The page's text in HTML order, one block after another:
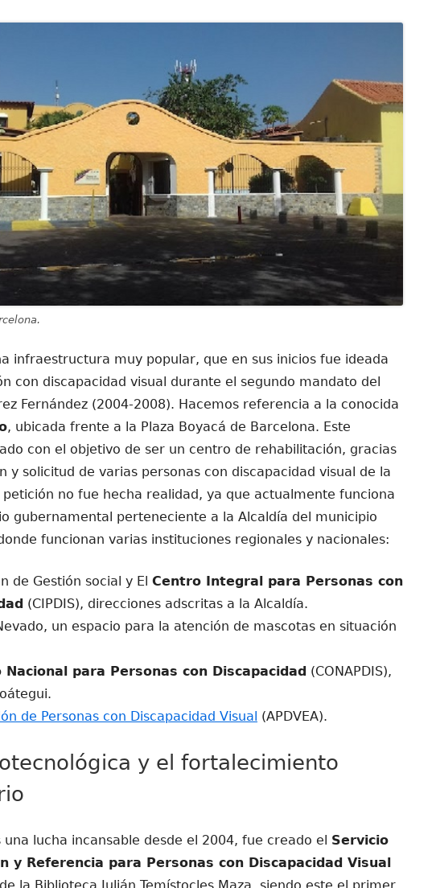
infraestructura muy popular, que en sus inicios fue ideada
con discapacidad visual durante el segundo mandato del
Fernández (2004-2008). Hacemos referencia a la conocida
, ubicada frente a la Plaza Boyacá de Barcelona. Este
con el objetivo de ser un centro de rehabilitación, gracias
y solicitud de varias personas con discapacidad visual de la
petición no fue hecha realidad, ya que actualmente funciona
gubernamental perteneciente a la Alcaldía del municipio
funcionan varias instituciones regionales y nacionales:
de Gestión social y El Centro Integral para Personas con
(CIPDIS), direcciones adscritas a la Alcaldía.
un espacio para la atención de mascotas en situación
Nacional para Personas con Discapacidad (CONAPDIS),
de Personas con Discapacidad Visual (APDVEA).
y el fortalecimiento
una lucha incansable desde el 2004, fue creado el Servicio
y Referencia para Personas con Discapacidad Visual
la Biblioteca Julián Temístocles Maza, siendo este el primer